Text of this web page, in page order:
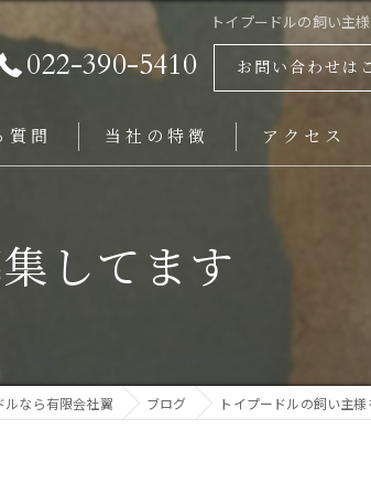
トイプードルの飼い主
022-390-5410 お問い合わせは
質問 当社の特徴
岩手県にお住まいの方
仙台市にお住まいの方
アクセス
してます
ルなら有限会社翼 ブログ トイプードルの飼い主